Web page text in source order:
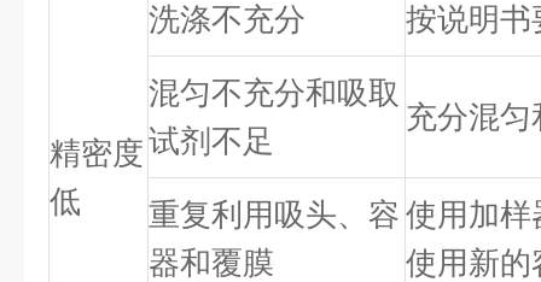
精密度
低
洗涤不充分 按说明书
混匀不充分和吸取
试剂不足
充分混
重复利用吸头、容
器和覆膜
使用加样
使用新的